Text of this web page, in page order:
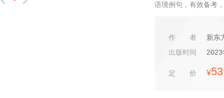
语境例句，有效备考
作者
新东
出版时间
定价 ¥